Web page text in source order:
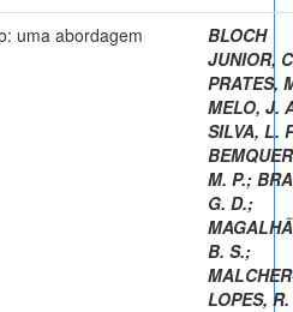
uma abordagem
BLOCH
JUNIOR,
PRATES,
MELO, J.
SILVA, L.
M. P.;
G. D.;
B. S.;
LOPES, R.